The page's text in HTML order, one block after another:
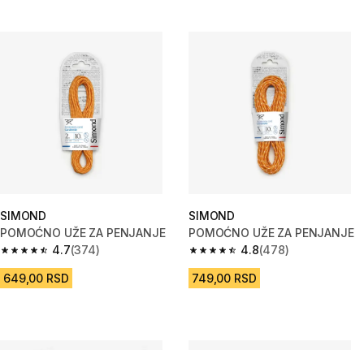
SIMOND
POMOĆNO UŽE ZA PENJANJE
4.7
4.7 od 5 zvezdica from 374 Recenzije
(374)
649,00 RSD
SIMOND
POMOĆNO UŽE ZA PENJANJE
4.8
4.8 od 5 zvezdica from 478
(478)
749,00 RSD